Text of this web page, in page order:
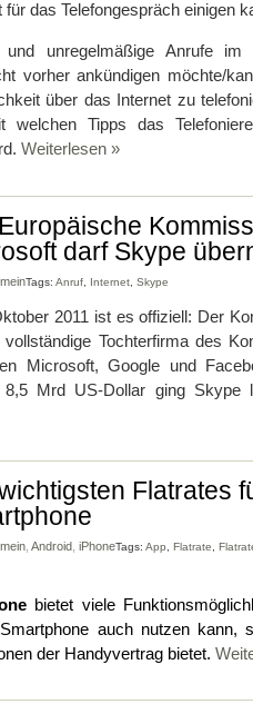
für das Telefongespräch einigen
und unregelmäßige Anrufe
vorher ankündigen möchte/
über das Internet zu
welchen Tipps das
Weiterlesen »
darf Skype
Tags: Anruf Internet Skype
2011 ist es offiziell: Der
Tochterfirma des
Microsoft, Google und
8,5 Mrd US-Dollar ging Skype
Flatrates
Tags: App Flatrate
Android iPhone
bietet viele
auch nutzen kann,
der Handyvertrag bietet.